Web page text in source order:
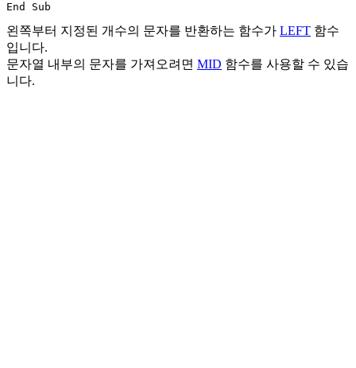
왼쪽부터 지정된 개수의 문자를 반환하는 함수가 LEFT 함수
입니다.
문자열 내부의 문자를 가져오려면 MID 함수를 사용할 수 있습
니다.